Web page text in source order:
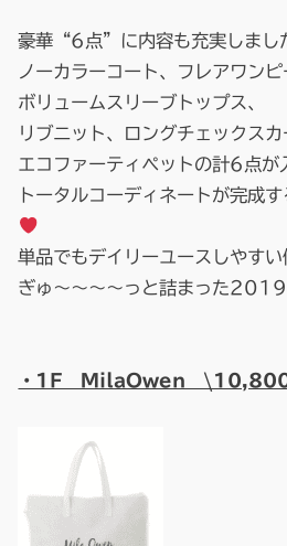
豪華“6点”に内容も充実しまし
ノーカラーコート、フレアワンピ
ボリュームスリーブトップス、
リブニット、ロングチェックスカ
エコファーティペットの計6点が
トータルコーディネートが完成
単品でもデイリーユースしやす
ぎゅ～～～～っと詰まった2019
・1F MilaOwen \10,800円